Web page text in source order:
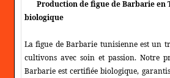
Production de figue de Barbarie en
biologique
La figue de Barbarie tunisienne est un
cultivons avec soin et passion. Notre
Barbarie est certifiée biologique,